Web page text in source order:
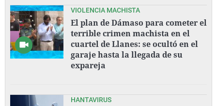
VIOLENCIA MACHISTA
El plan de Dámaso para cometer el
terrible crimen machista en el
cuartel de Llanes: se ocultó en el
garaje hasta la llegada de su
expareja
HANTAVIRUS